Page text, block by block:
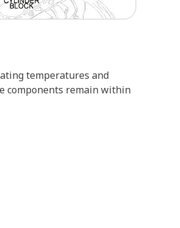
temperatures and
components remain within